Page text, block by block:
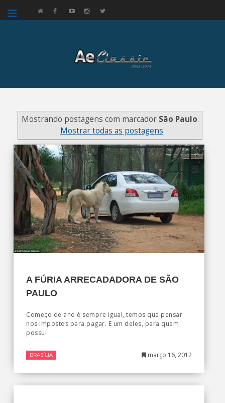
Mostrando postagens com marcador São Paulo.
Mostrar todas as postagens
A FÚRIA ARRECADADORA DE SÃO
PAULO
Começo de ano é sempre igual, temos que pensar
nos impostos para pagar. E um deles, para quem
possui
BRASÍLIA março 16, 2012